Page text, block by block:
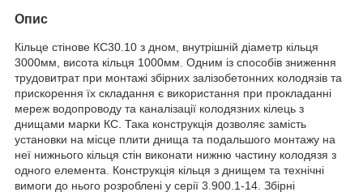
Опис
Кільце стінове КС30.10 з дном, внутрішній діаметр кільця
3000мм, висота кільця 1000мм. Одним із способів зниження
трудовитрат при монтажі збірних залізобетонних колодязів та
прискорення їх складання є використання при прокладанні
мереж водопроводу та каналізації колодязних кілець з
днищами марки КС. Така конструкція дозволяє замість
установки на місце плити днища та подальшого монтажу на
неї нижнього кільця стін виконати нижню частину колодязя з
одного елемента. Конструкція кільця з днищем та технічні
вимоги до нього розроблені у серії 3.900.1-14. Збірні